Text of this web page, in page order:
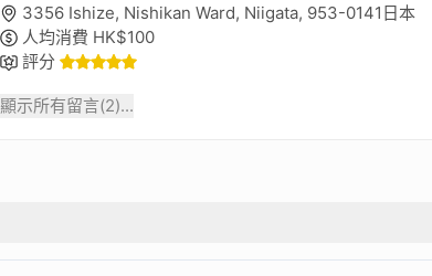
3356 Ishize, Nishikan Ward, Niigata, 953-0141日本
人均消費 HK$100
評分
顯示所有留言(2)...